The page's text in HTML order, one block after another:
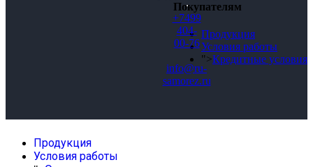
Покупателям
Продукция
Условия работы
">Кредитные условия
+7499
404-
00-76
info@ru-
samorez.ru
Продукция
Условия работы